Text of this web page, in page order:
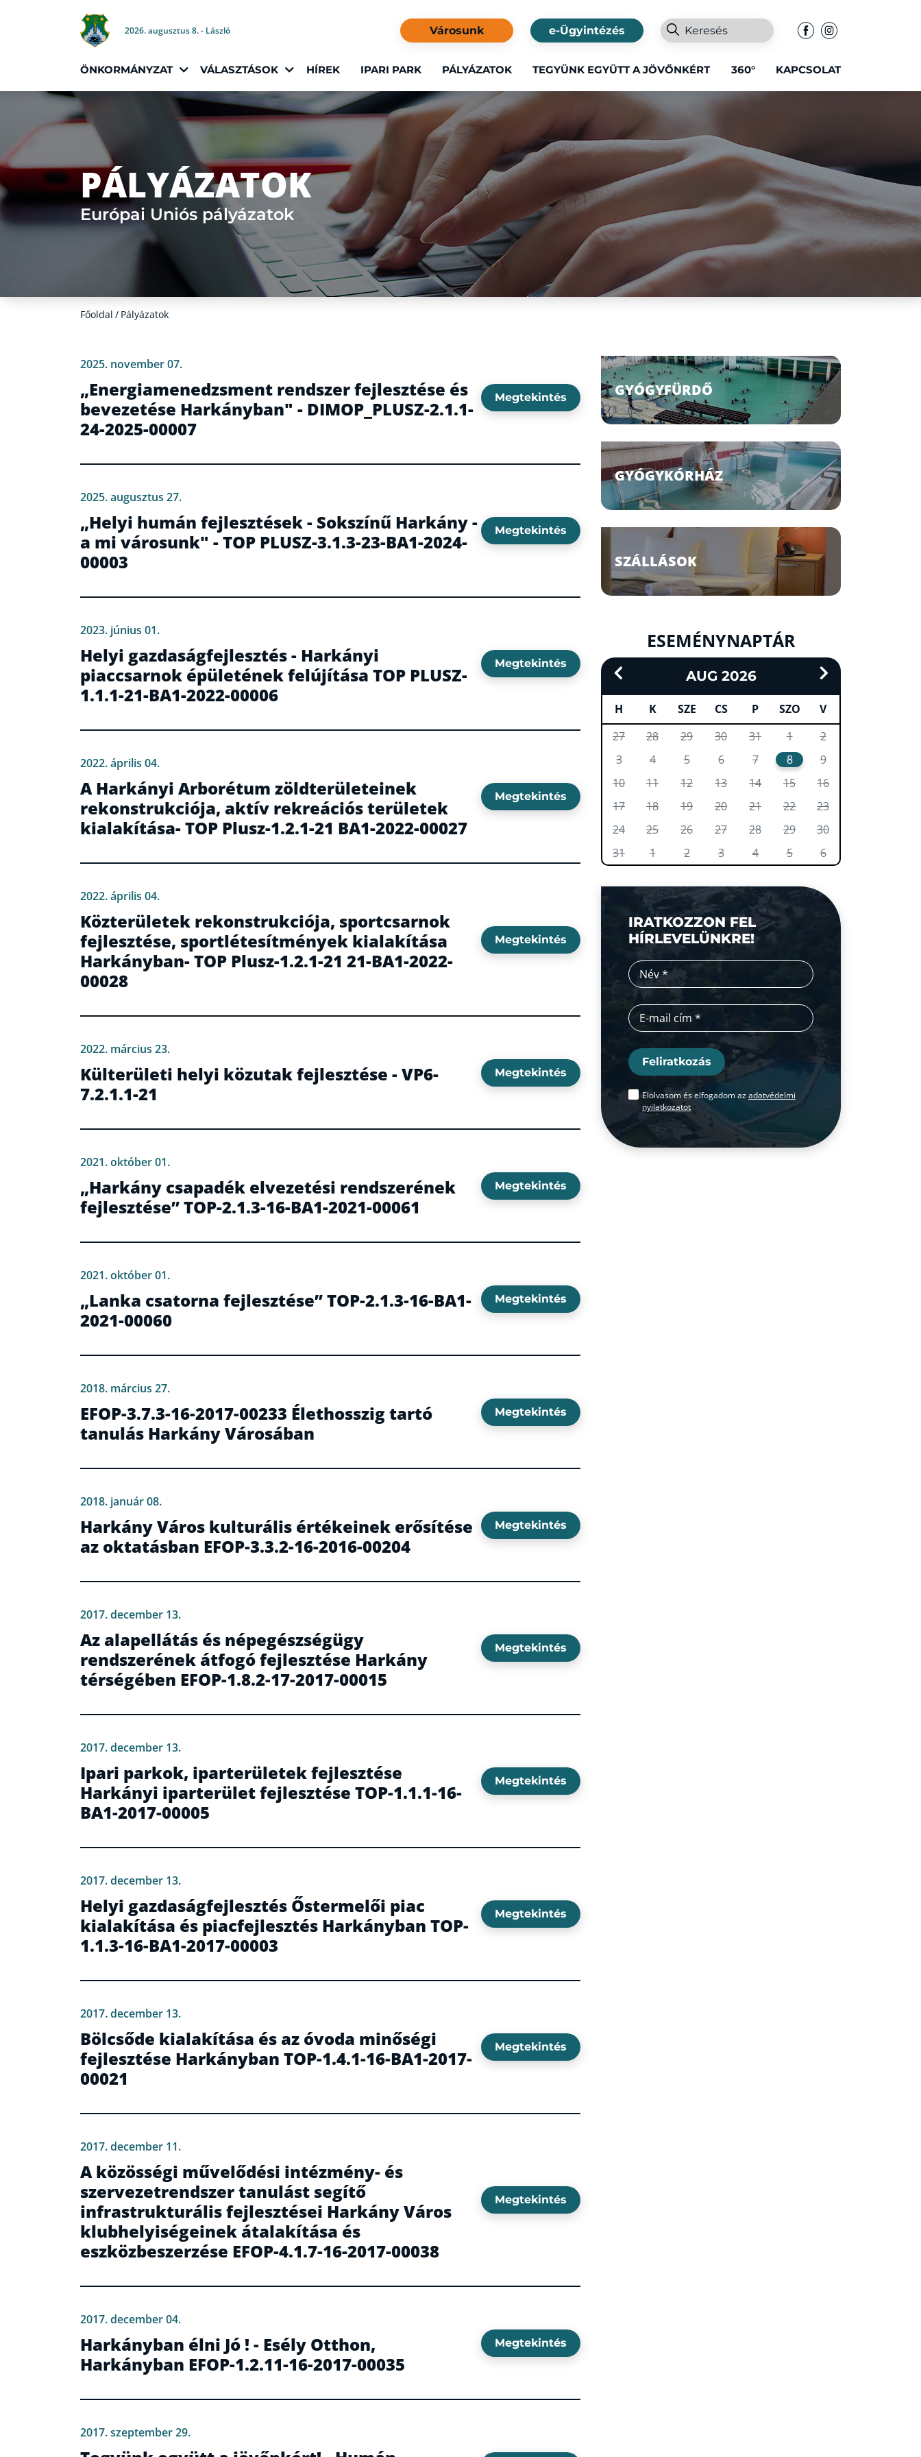
2026. augusztus 8. - László Városunk e-Ügyintézés
ÖNKORMÁNYZAT VÁLASZTÁSOK HÍREK IPARI PARK PÁLYÁZATOK TEGYÜNK EGYÜTT A JÖVŐNKÉRT 360° KAPCSOLAT
PÁLYÁZATOK
Európai Uniós pályázatok
Főoldal / Pályázatok
2025. november 07.
„Energiamenedzsment rendszer fejlesztése és
bevezetése Harkányban" - DIMOP_PLUSZ-2.1.1-
24-2025-00007
Megtekintés
2025. augusztus 27.
„Helyi humán fejlesztések - Sokszínű Harkány -
a mi városunk" - TOP PLUSZ-3.1.3-23-BA1-2024-
00003
Megtekintés
2023. június 01.
Helyi gazdaságfejlesztés - Harkányi
piaccsarnok épületének felújítása TOP PLUSZ-
1.1.1-21-BA1-2022-00006
Megtekintés
2022. április 04.
A Harkányi Arborétum zöldterületeinek
rekonstrukciója, aktív rekreációs területek
kialakítása- TOP Plusz-1.2.1-21 BA1-2022-00027
Megtekintés
2022. április 04.
Közterületek rekonstrukciója, sportcsarnok
fejlesztése, sportlétesítmények kialakítása
Harkányban- TOP Plusz-1.2.1-21 21-BA1-2022-
00028
Megtekintés
2022. március 23.
Külterületi helyi közutak fejlesztése - VP6-
7.2.1.1-21
Megtekintés
2021. október 01.
„Harkány csapadék elvezetési rendszerének
fejlesztése” TOP-2.1.3-16-BA1-2021-00061
Megtekintés
2021. október 01.
„Lanka csatorna fejlesztése” TOP-2.1.3-16-BA1-
2021-00060
Megtekintés
2018. március 27.
EFOP-3.7.3-16-2017-00233 Élethosszig tartó
tanulás Harkány Városában
Megtekintés
2018. január 08.
Harkány Város kulturális értékeinek erősítése
az oktatásban EFOP-3.3.2-16-2016-00204
Megtekintés
2017. december 13.
Az alapellátás és népegészségügy
rendszerének átfogó fejlesztése Harkány
térségében EFOP-1.8.2-17-2017-00015
Megtekintés
2017. december 13.
Ipari parkok, iparterületek fejlesztése
Harkányi iparterület fejlesztése TOP-1.1.1-16-
BA1-2017-00005
Megtekintés
2017. december 13.
Helyi gazdaságfejlesztés Őstermelői piac
kialakítása és piacfejlesztés Harkányban TOP-
1.1.3-16-BA1-2017-00003
Megtekintés
2017. december 13.
Bölcsőde kialakítása és az óvoda minőségi
fejlesztése Harkányban TOP-1.4.1-16-BA1-2017-
00021
Megtekintés
2017. december 11.
A közösségi művelődési intézmény- és
szervezetrendszer tanulást segítő
infrastrukturális fejlesztései Harkány Város
klubhelyiségeinek átalakítása és
eszközbeszerzése EFOP-4.1.7-16-2017-00038
Megtekintés
2017. december 04.
Harkányban élni Jó ! - Esély Otthon,
Harkányban EFOP-1.2.11-16-2017-00035
Megtekintés
2017. szeptember 29.
GYÓGYFÜRDŐ
GYÓGYKÓRHÁZ
SZÁLLÁSOK
ESEMÉNYNAPTÁR
AUG 2026
H K SZE CS P SZO
V
27
28 29 30 31 1
2
3
4 5 6 7 8
9
10
11 12 13 14 15
16
17
18 19 20 21 22
23
24
25 26 27 28 29
30
31
1 2 3 4 5 6
IRATKOZZON FEL
HÍRLEVELÜNKRE!
Feliratkozás
Elolvasom és elfogadom azadatvédelmi
nyilatkozatot